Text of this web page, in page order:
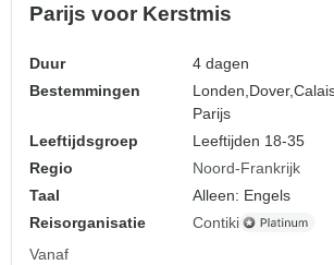
Parijs voor Kerstmis
Duur
4 dagen
Bestemmingen
Londen, Dover,
Parijs
Leeftijdsgroep
Leeftijden 18-35
Regio
Noord-Frankrijk
Taal
Alleen: Engels
Reisorganisatie
Contiki
Vanaf